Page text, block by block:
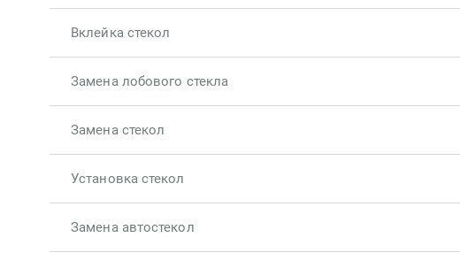
Вклейка стекол
Замена лобового стекла
Замена стекол
Установка стекол
Замена автостекол